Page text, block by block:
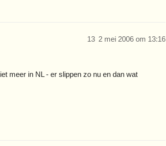
2 mei 2006 om 13:16
13
meer in NL - er slippen zo nu en dan wat